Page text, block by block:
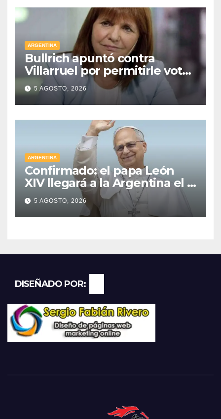
ARGENTINA
Bullrich apuntó contra
Villarruel por permitirle votar
a distancia a una senadora
kirchnerista: “Es un
mamarracho”
5 AGOSTO, 2026
ARGENTINA
Confirmado: el papa León
XIV llegará a la Argentina el 8
de noviembre y realizará una
histórica gira federal
5 AGOSTO, 2026
DISEÑADO POR: